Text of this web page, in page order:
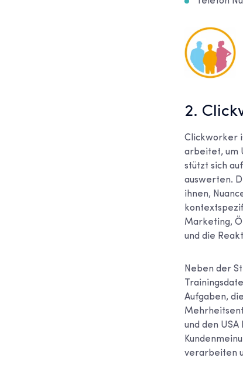
2.
Clickworker
arbeitet, um
stützt sich
auswerten.
ihnen,
Marketing,
und die
Neben der
Aufgaben,
und den
verarbeiten